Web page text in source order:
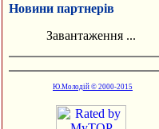
Новини партнерів
Завантаження ...
Ю.Молодій © 2000-2015